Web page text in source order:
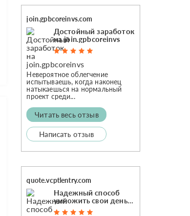
join.gpbcoreinvs.com
Достойный заработок
на join.gpbcoreinvs
Невероятное облегчение
испытываешь, когда наконец
натыкаешься на нормальный
проект среди...
Читать весь отзыв
Написать отзыв
quote.vcptlentry.com
Надежный способ
умножить свои деньги